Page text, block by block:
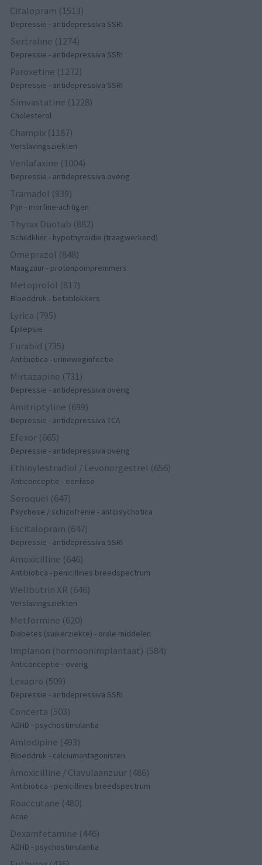
Citalopram (1513)
Depressie - antidepressiva SSRI
Sertraline (1274)
Depressie - antidepressiva SSRI
Paroxetine (1272)
Depressie - antidepressiva SSRI
Simvastatine (1228)
Cholesterol
Champix (1187)
Verslavingsziekten
Venlafaxine (1004)
Depressie - antidepressiva overig
Tramadol (939)
Pijn - morfine-achtigen
Thyrax Duotab (882)
Schildklier - hypothyroidie (traagwerkend)
Omeprazol (848)
Maagzuur - protonpompremmers
Metoprolol (817)
Bloeddruk - betablokkers
Lyrica (795)
Epilepsie
Furabid (735)
Antibiotica - urineweginfectie
Mirtazapine (731)
Depressie - antidepressiva overig
Amitriptyline (699)
Depressie - antidepressiva TCA
Efexor (665)
Depressie - antidepressiva overig
Ethinylestradiol / Levonorgestrel (656)
Anticonceptie - eenfase
Seroquel (647)
Psychose / schizofrenie - antipsychotica
Escitalopram (647)
Depressie - antidepressiva SSRI
Amoxicilline (646)
Antibiotica - penicillines breedspectrum
Wellbutrin XR (646)
Verslavingsziekten
Metformine (620)
Diabetes (suikerziekte) - orale middelen
Implanon (hormoonimplantaat) (584)
Anticonceptie - overig
Lexapro (509)
Depressie - antidepressiva SSRI
Concerta (503)
ADHD - psychostimulantia
Amlodipine (493)
Bloeddruk - calciumantagonisten
Amoxicilline / Clavulaanzuur (486)
Antibiotica - penicillines breedspectrum
Roaccutane (480)
Acne
Dexamfetamine (446)
ADHD - psychostimulantia